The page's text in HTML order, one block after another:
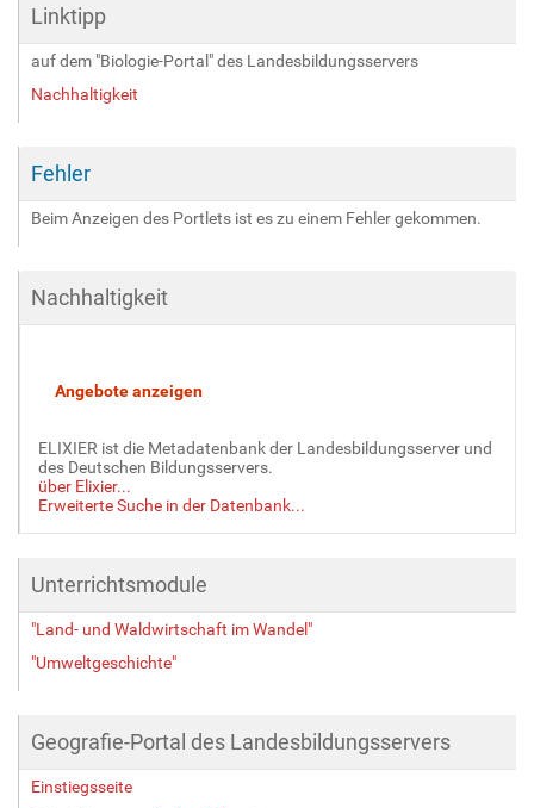
Linktipp
auf dem "Biologie-Portal" des Landesbildungsservers
Nachhaltigkeit
Fehler
Beim Anzeigen des Portlets ist es zu einem Fehler gekommen.
Nachhaltigkeit
ELIXIER ist die Metadatenbank der Landesbildungsserver und
des Deutschen Bildungsservers.
über Elixier...
Erweiterte Suche in der Datenbank...
Unterrichtsmodule
"Land- und Waldwirtschaft im Wandel"
"Umweltgeschichte"
Geografie-Portal des Landesbildungsservers
Einstiegsseite